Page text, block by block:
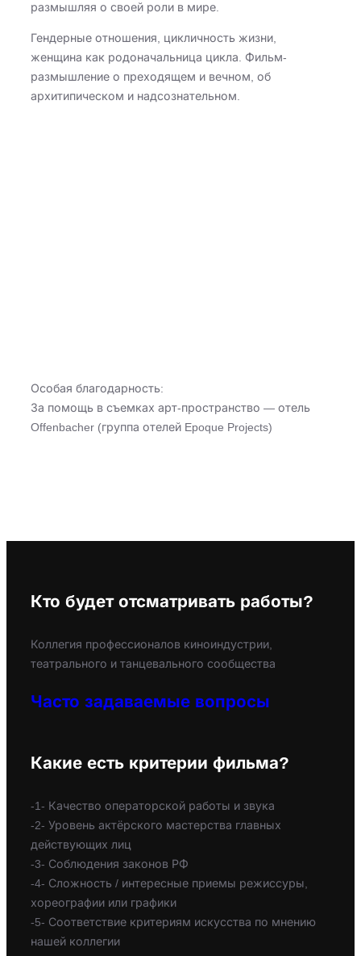
размышляя о своей роли в мире.
Гендерные отношения, цикличность жизни,
женщина как родоначальница цикла. Фильм-
размышление о преходящем и вечном, об
архитипическом и надсознательном.
Особая благодарность:
За помощь в съемках арт-пространство — отель
Offenbacher (группа отелей Epoque Projects)
Кто будет отсматривать работы?
Коллегия профессионалов киноиндустрии,
театрального и танцевального сообщества
Часто задаваемые вопросы
Какие есть критерии фильма?
-1- Качество операторской работы и звука
-2- Уровень актёрского мастерства главных
действующих лиц
-3- Соблюдения законов РФ
-4- Сложность / интересные приемы режиссуры,
хореографии или графики
-5- Соответствие критериям искусства по мнению
нашей коллегии